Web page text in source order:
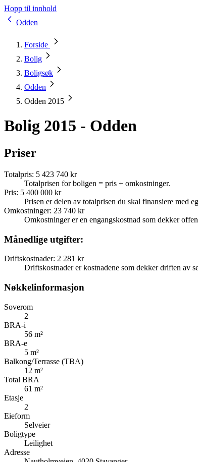
Hopp til innhold
Odden
Forside
Bolig
Boligsøk
Odden
Odden 2015
Bolig 2015 - Odden
Priser
Totalpris: 5 423 740 kr
Totalprisen for boligen = pris + omkostninger.
Pris: 5 400 000 kr
Prisen er delen av totalprisen du skal finansiere med
Omkostninger: 23 740 kr
Omkostninger er en engangskostnad som dekker
Månedlige utgifter:
Driftskostnader: 2 281 kr
Driftskostnader er kostnadene som dekker driften av
Nøkkelinformasjon
Soverom
2
BRA-i
56 m²
BRA-e
5 m²
Balkong/Terrasse (TBA)
12 m²
Total BRA
61 m²
Etasje
2
Eieform
Selveier
Boligtype
Leilighet
Adresse